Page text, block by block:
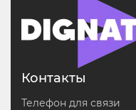
Контакты
Телефон для связи